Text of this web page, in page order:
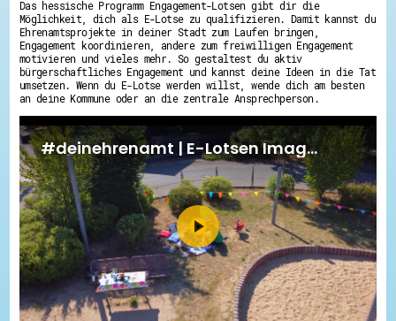
Das hessische Programm Engagement-Lotsen gibt dir die
Möglichkeit, dich als E-Lotse zu qualifizieren. Damit kannst du
Ehrenamtsprojekte in deiner Stadt zum Laufen bringen,
Engagement koordinieren, andere zum freiwilligen Engagement
motivieren und vieles mehr. So gestaltest du aktiv
bürgerschaftliches Engagement und kannst deine Ideen in die Tat
umsetzen. Wenn du E-Lotse werden willst, wende dich am besten
an deine Kommune oder an die zentrale Ansprechperson.